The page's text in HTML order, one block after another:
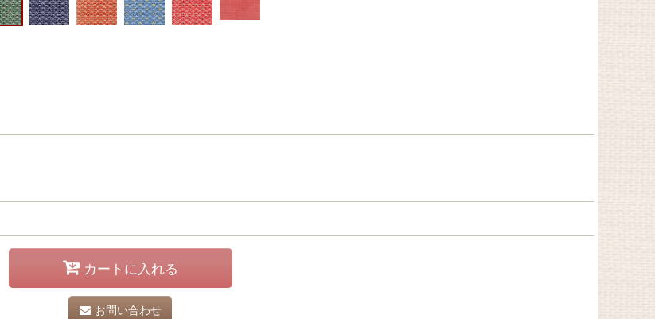
カートに入れる
お問い合わせ